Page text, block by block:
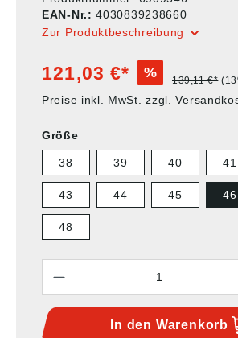
EAN-Nr.:4030839238660
Zur Produktbeschreibung
121,03 €* % 139,11 €*
Preise inkl. MwSt. zzgl.
Größe
38 39 40 41
43 44 45 46
48
In den Warenkorb